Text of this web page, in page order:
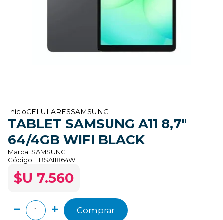
InicioCELULARESSAMSUNG
TABLET SAMSUNG A11 8,7"
64/4GB WIFI BLACK
Marca: SAMSUNG
Código:TBSA11864W
$U 7.560
Comprar